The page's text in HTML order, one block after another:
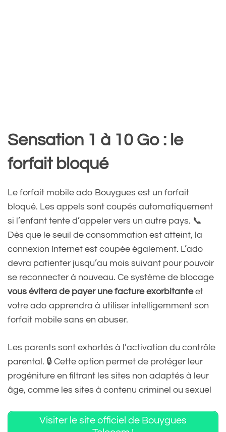
Sensation 1 à 10 Go : le
forfait bloqué
Le forfait mobile ado Bouygues est un forfait
bloqué. Les appels sont coupés automatiquement
si l’enfant tente d’appeler vers un autre pays. 📞
Dès que le seuil de consommation est atteint, la
connexion Internet est coupée également. L’ado
devra patienter jusqu’au mois suivant pour pouvoir
se reconnecter à nouveau. Ce système de blocage
vous évitera de payer une facture exorbitanteet
votre ado apprendra à utiliser intelligemment son
forfait mobile sans en abuser.
Les parents sont exhortés à l’activation du contrôle
parental. 🔒 Cette option permet de protéger leur
progéniture en filtrant les sites non adaptés à leur
âge, comme les sites à contenu criminel ou sexuel
Visiter le site officiel de Bouygues